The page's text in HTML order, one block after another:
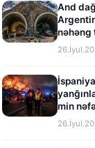
And
nəhəng
min